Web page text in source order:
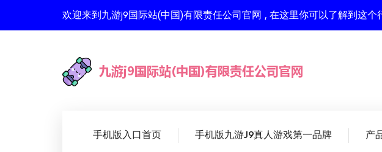
欢迎来到九游j9国际站(中国)有限责任公司官网 , 在这里你可以了解到这
手机版入口首页 手机版九游J9真人游戏第一品牌 产